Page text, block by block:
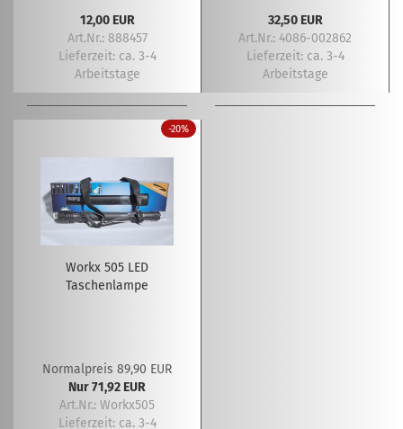
12,00 EUR
Art.Nr.: 888457
Lieferzeit: ca. 3-4
Arbeitstage
32,50 EUR
Art.Nr.: 4086-002862
Lieferzeit: ca. 3-4
Arbeitstage
-20%
Workx 505 LED
Taschenlampe
Normalpreis 89,90 EUR
Nur 71,92 EUR
Art.Nr.: Workx505
Lieferzeit: ca. 3-4